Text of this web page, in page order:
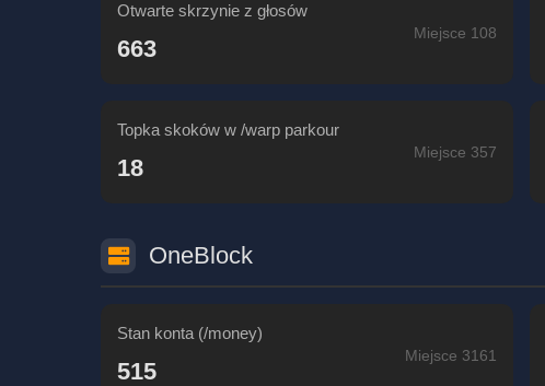
Otwarte skrzynie z głosów
663
Miejsce 108
Topka skoków w /warp parkour
18
Miejsce 357
OneBlock
Stan konta (/money)
515
Miejsce 3161